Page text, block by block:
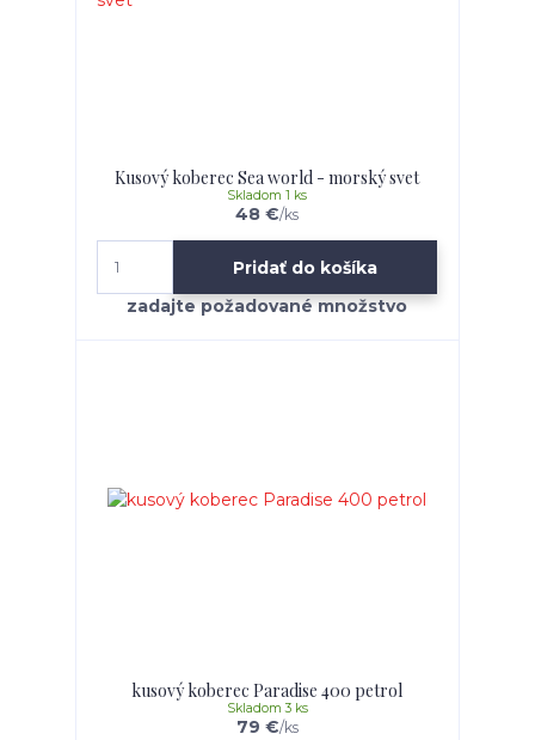
Kusový koberec Sea world - morský svet
48 €/ks
Skladom 1 ks
Pridať do košíka
kusový koberec Paradise 400 petrol
79 €/ks
Skladom 3 ks